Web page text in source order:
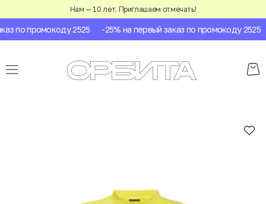
Нам — 10 лет. Приглашаем отмечать!
по промокоду 2525 -25% на первый заказ по промокоду 2525